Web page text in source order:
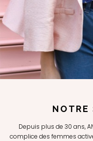
NOTRE
Depuis plus de 30 ans,
complice des femmes